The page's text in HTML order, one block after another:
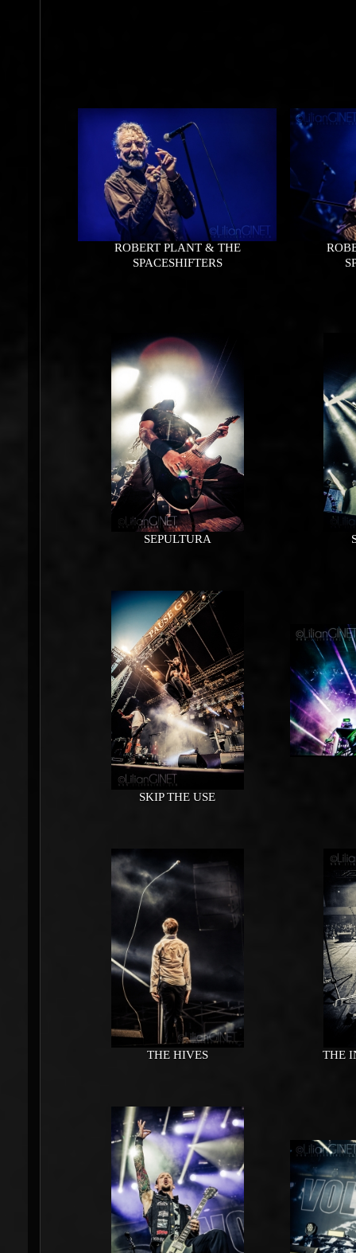
ROBERT PLANT & THE
SPACESHIFTERS
SEPULTURA
SKIP THE USE
THE HIVES THE